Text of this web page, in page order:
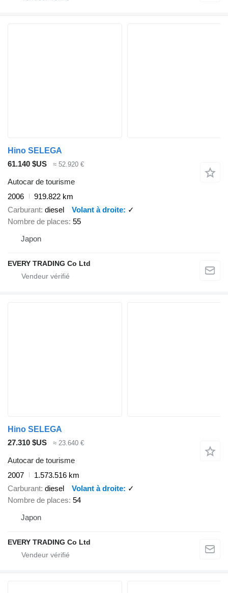
Hino SELEGA
61.140 $US
≈ 52.920 €
Autocar de tourisme
2006
919.822 km
Carburant diesel Volant à droite
✓
Nombre de places 55
Japon
EVERY TRADING Co Ltd
Hino SELEGA
27.310 $US
≈ 23.640 €
Autocar de tourisme
2007
1.573.516 km
Carburant diesel Volant à droite
✓
Nombre de places 54
Japon
EVERY TRADING Co Ltd